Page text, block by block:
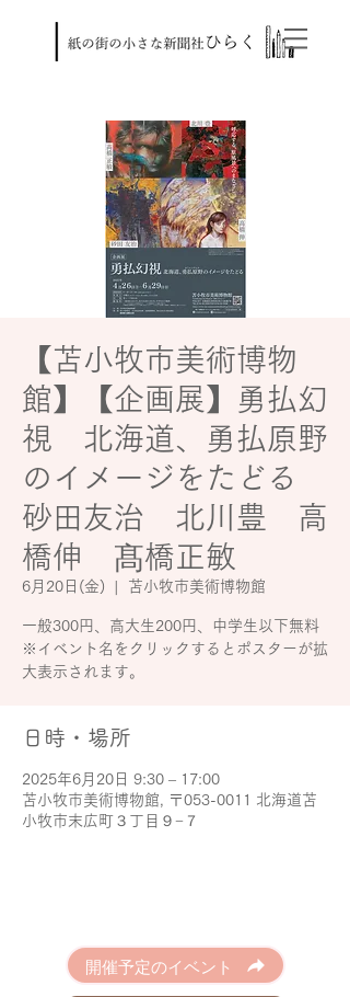
【苫小牧市美術博物
館】【企画展】勇払幻
視 北海道、勇払原野
のイメージをたどる
砂田友治 北川豊 高
橋伸 髙橋正敏
6月20日(金) 苫小牧市美術博物館
一般300円、高大生200円、中学生以下無料
※イベント名をクリックするとポスターが拡
大表示されます。
日時・場所
2025年6月20日 9:30 – 17:00
苫小牧市美術博物館, 〒053-0011 北海道苫
小牧市末広町３丁目９−７
開催予定のイベント